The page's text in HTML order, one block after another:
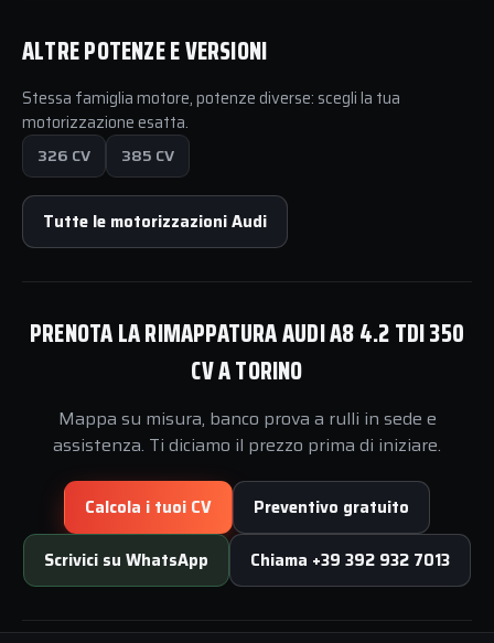
ALTRE POTENZE E VERSIONI
Stessa famiglia motore, potenze diverse: scegli la tua
motorizzazione esatta.
326 CV
385 CV
Tutte le motorizzazioni Audi
PRENOTA LA RIMAPPATURA AUDI A8 4.2 TDI 350
CV A TORINO
Mappa su misura, banco prova a rulli in sede e
assistenza. Ti diciamo il prezzo prima di iniziare.
Calcola i tuoi CV Preventivo gratuito
Scrivici su WhatsApp Chiama +39 392 932 7013